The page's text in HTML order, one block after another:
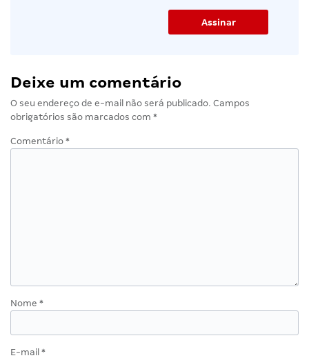
Deixe um comentário
O seu endereço de e-mail não será publicado. Campos
obrigatórios são marcados com *
Comentário *
Nome *
E-mail *